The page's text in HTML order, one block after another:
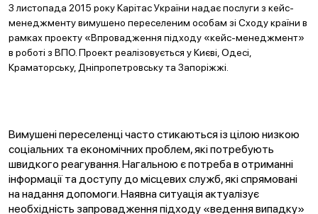
З листопада 2015 року Карітас України надає послуги з кейс-
менеджменту вимушено переселеним особам зі Сходу країни в
рамках проекту «Впровадження підходу «кейс-менеджмент»
в роботі з ВПО. Проект реалізовується у Києві, Одесі,
Краматорську, Дніпропетровську та Запоріжжі.
Вимушені переселенці часто стикаються із цілою низкою
соціальних та економічних проблем, які потребують
швидкого реагування. Нагальною є потреба в отриманні
інформації та доступу до місцевих служб, які спрямовані
на надання допомоги. Наявна ситуація актуалізує
необхідність запровадження підходу «ведення випадку»